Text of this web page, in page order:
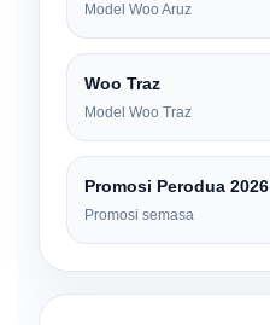
Model Woo Aruz
Woo Traz
Model Woo Traz
Promosi Perodua 2026
Promosi semasa